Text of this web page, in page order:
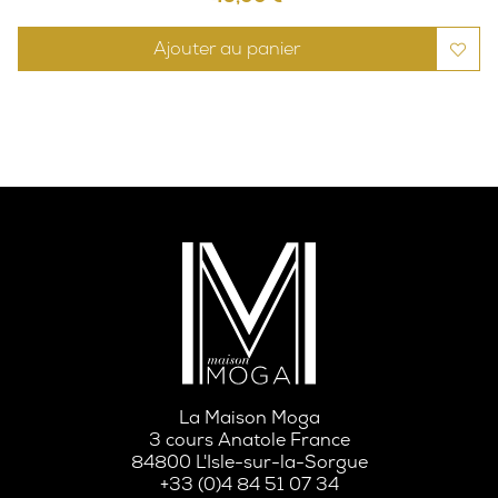
Ajouter au panier
La Maison Moga
3 cours Anatole France
84800 L'Isle-sur-la-Sorgue
+33 (0)4 84 51 07 34